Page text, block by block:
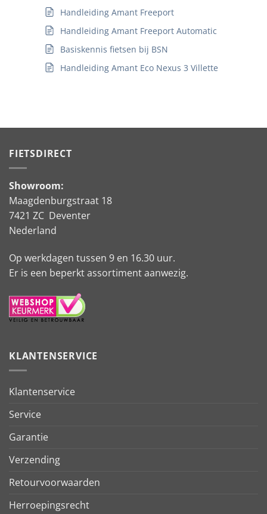
Handleiding Amant Freeport
Handleiding Amant Freeport Automatic
Basiskennis fietsen bij BSN
Handleiding Amant Eco Nexus 3 Villette
FIETSDIRECT
Showroom:
Maagdenburgstraat 18
7421 ZC Deventer
Nederland
Op werkdagen tussen 9 en 16.30 uur.
Er is een beperkt assortiment aanwezig.
KLANTENSERVICE
Klantenservice
Service
Garantie
Verzending
Retourvoorwaarden
Herroepingsrecht